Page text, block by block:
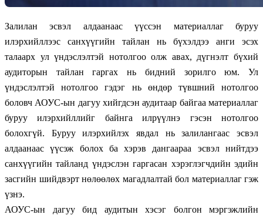
Залилан эсвэл алдаанаас үүссэн материаллаг буруу
илэрхийллээс санхүүгийн тайлан нь бүхэлдээ анги эсэх
талаарх ул үндэслэлтэй нотолгоо олж авах, дүгнэлт бүхий
аудиторын тайлан гаргах нь бидний зорилго юм. Ул
үндэслэлтэй нотолгоо гэдэг нь өндөр түвшний нотолгоо
боловч АОУС-ын дагуу хийгдсэн аудитаар байгаа материаллаг
буруу илэрхийллийг байнга илрүүлнэ гэсэн нотолгоо
болохгүй. Буруу илэрхийлэх явдал нь залилангаас эсвэл
алдаанаас үүсэж болох ба хэрэв дангаараа эсвэл нийтдээ
санхүүгийн тайланд үндэслэн гаргасан хэрэглэгчдийн эдийн
засгийн шийдвэрт нөлөөлөх магадлалтай бол материаллаг гэж
үзнэ.
АОУС-ын дагуу бид аудитын хэсэг болгон мэргэжлийн